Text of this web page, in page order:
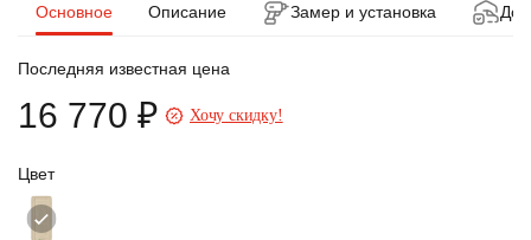
Основное Описание Замер и установка
Цвет
Последняя известная цена
16 770 ₽ Хочу скидку!